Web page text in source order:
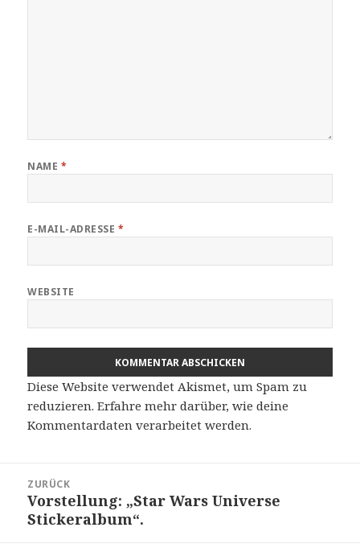
NAME *
E-MAIL-ADRESSE *
WEBSITE
Diese Website verwendet Akismet, um Spam zu
reduzieren.Erfahre mehr darüber, wie deine
Kommentardaten verarbeitet werden.
ZURÜCK
Vorheriger
Beitrag:
Vorstellung: „Star Wars Universe
Stickeralbum“.